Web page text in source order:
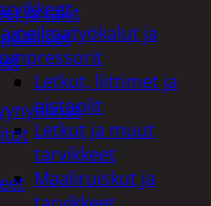
ja
Letkut, liittimet ja
pistoolit
Letkut ja muut
tarvikkeet
Maaliruiskut ja
ja takit